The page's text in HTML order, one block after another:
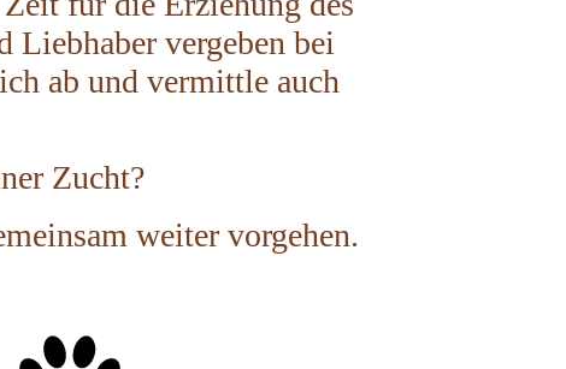
Liebhaber vergeben bei
ab und vermittle auch
Zucht?
weiter vorgehen.